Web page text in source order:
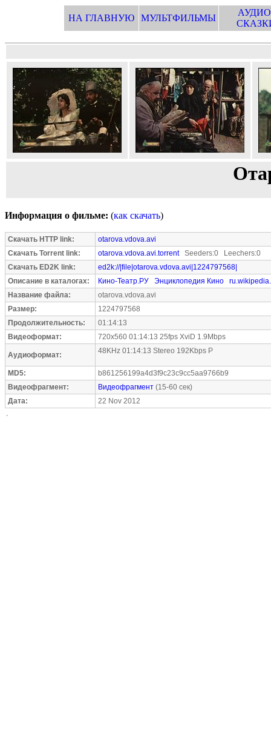
НА ГЛАВНУЮ МУЛЬТФИЛЬМЫ
Информация о фильме: (как скачать)
Скачать HTTP link:
otarova.vdova.avi
Скачать Torrent link:
otarova.vdova.avi.torrentSeeders:0 Leechers:0
Скачать ED2K link:
ed2k://|file|otarova.vdova.avi|1224797568|
Описание в каталогах:
Кино-Театр.РУ Энциклопедия Кино
Название файла:
otarova.vdova.avi
Размер:
1224797568
Продолжительность:
01:14:13
Видеоформат:
720x560 01:14:13 25fps XviD 1.9Mbps
Аудиоформат: 48KHz 01:14:13 Stereo 192Kbps P
MD5:
b861256199a4d3f9c23c9cc5aa9766b9
Видеофрагмент:
Видеофрагмент (15-60 сек)
Дата:
22 Nov 2012